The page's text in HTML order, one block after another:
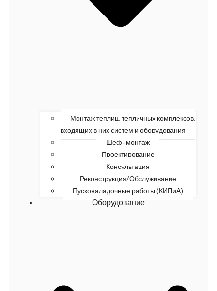
Монтаж теплиц, тепличных комплексов,
входящих в них систем и оборудования
Шеф-монтаж
Проектирование
Консультация
Реконструкция/Обслуживание
Пусконаладочные работы (КИПиА)
Оборудование